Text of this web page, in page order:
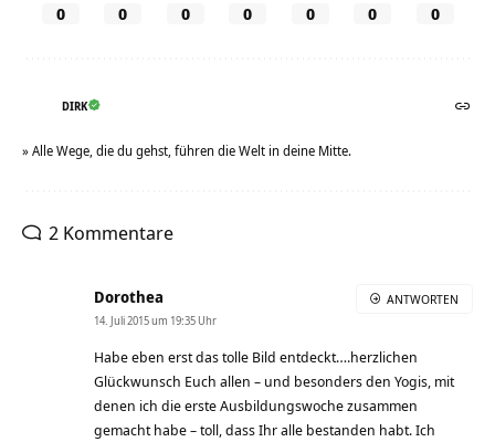
0 0 0 0 0 0 0
DIRK
» Alle Wege, die du gehst, führen die Welt in deine Mitte.
2 Kommentare
Dorothea
14. Juli 2015 um 19:35 Uhr
Habe eben erst das tolle Bild entdeckt….herzlichen
Glückwunsch Euch allen – und besonders den Yogis, mit
denen ich die erste Ausbildungswoche zusammen
gemacht habe – toll, dass Ihr alle bestanden habt. Ich
ANTWORTEN